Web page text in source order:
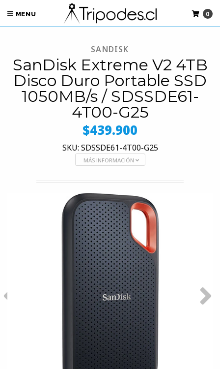
MENU 0
SANDISK
SanDisk Extreme V2 4TB
Disco Duro Portable SSD
1050MB/s / SDSSDE61-
4T00-G25
$439.900
SKU: SDSSDE61-4T00-G25
MÁS INFORMACIÓN